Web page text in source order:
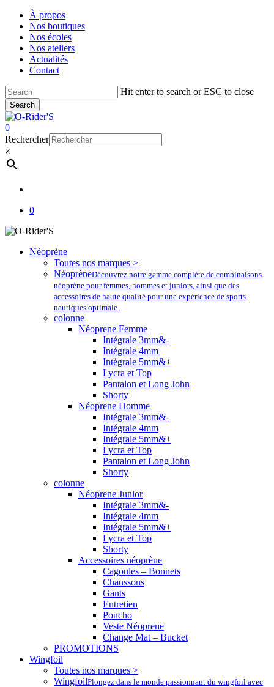
Skip
main
content
À propos
Nos boutiques
Nos écoles
Nos ateliers
Actualités
Contact
Hit enter to search or ESC to close
Search
Close
Search
account
0
Menu
Rechercher
×
0
Néoprène
Toutes nos marques >
NéoprèneDécouvrez notre gamme complète de combinaisons
néoprène pour femmes, hommes et juniors, ainsi que des
accessoires de haute qualité pour une expérience de sports
nautiques optimale.
colonne
Néoprene Femme
Intégrale 3mm&-
Intégrale 4mm
Intégrale 5mm&+
Lycra et Top
Pantalon et Long John
Shorty
Néoprene Homme
Intégrale 3mm&-
Intégrale 4mm
Intégrale 5mm&+
Lycra et Top
Pantalon et Long John
Shorty
colonne
Néoprene Junior
Intégrale 3mm&-
Intégrale 4mm
Intégrale 5mm&+
Lycra et Top
Shorty
Accessoires néoprène
Cagoules – Bonnets
Chaussons
Gants
Entretien
Poncho
Veste Néoprene
Change Mat – Bucket
PROMOTIONS
Wingfoil
Toutes nos marques >
WingfoilPlongez dans le monde passionnant du wingfoil avec